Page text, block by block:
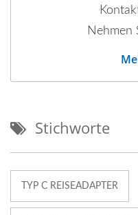
Nehmen
Stichworte
TYP C REISEADAPTER